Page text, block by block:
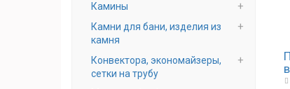
Камины
Камни для бани, изделия из
камня
Конвектора, экономайзеры,
сетки на трубу